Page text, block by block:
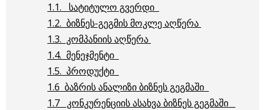
1.1. სატიტულო გვერდი
1.2. ბიზნეს-გეგმის მოკლე აღწერა
1.3. კომპანიის აღწერა
1.4. მენეჯმენტი
1.5. პროდუქტი
1.6 ბაზრის ანალიზი ბიზნეს გეგმაში
1.7 კონკურენციის ასახვა ბიზნეს გეგმაში